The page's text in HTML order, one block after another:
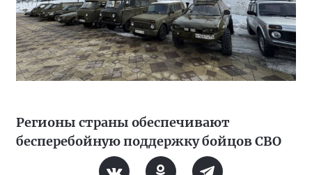
Регионы страны обеспечивают
бесперебойную поддержку бойцов СВО